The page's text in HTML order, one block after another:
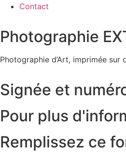
Contact
Photographie
Photographie d’Art, imprimée
Signée et
Pour plus
Remplissez ce